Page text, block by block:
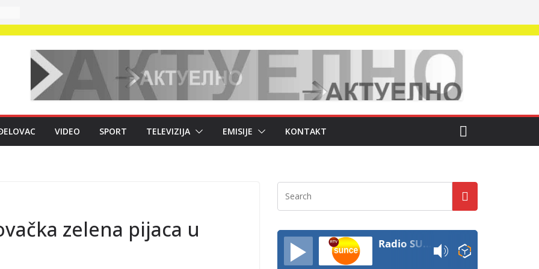
VIDEO SPORT TELEVIZIJA EMISIJE KONTAKT
zelena pijaca u
Radio SUNCE